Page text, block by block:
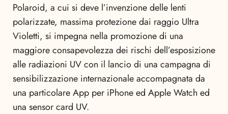
Polaroid, a cui si deve l’invenzione delle lenti
polarizzate, massima protezione dai raggio Ultra
Violetti, si impegna nella promozione di una
maggiore consapevolezza dei rischi dell’esposizione
alle radiazioni UV con il lancio di una campagna di
sensibilizzazione internazionale accompagnata da
una particolare App per iPhone ed Apple Watch ed
una sensor card UV.